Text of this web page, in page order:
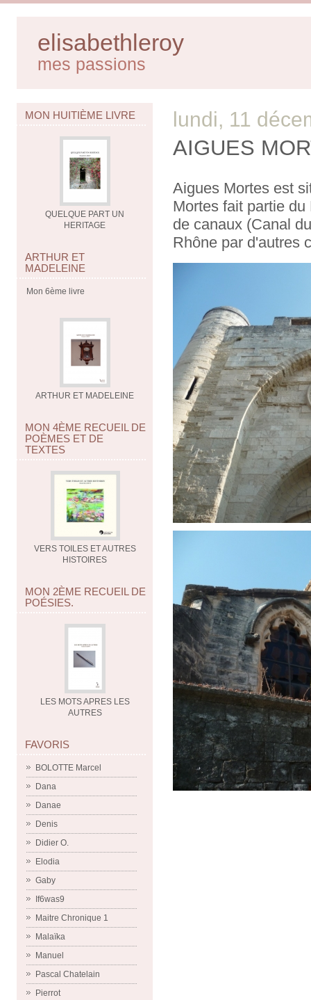
elisabethleroy
mes passions
MON HUITIÈME LIVRE
QUELQUE PART UN
HERITAGE
ARTHUR ET
MADELEINE
Mon 6ème livre
ARTHUR ET MADELEINE
MON 4ÈME RECUEIL DE
POÈMES ET DE
TEXTES
VERS TOILES ET AUTRES
HISTOIRES
MON 2ÈME RECUEIL DE
POÉSIES.
LES MOTS APRES LES
AUTRES
FAVORIS
BOLOTTE Marcel
Dana
Danae
Denis
Didier O.
Elodia
Gaby
If6was9
Maitre Chronique 1
Malaïka
Manuel
Pascal Chatelain
Pierrot
lundi, 11
AIGUES
Aigues Mortes est
Mortes fait partie
de canaux (Canal
Rhône par d'autres